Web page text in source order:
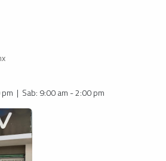
| Sab: 9:00 am - 2:00 pm